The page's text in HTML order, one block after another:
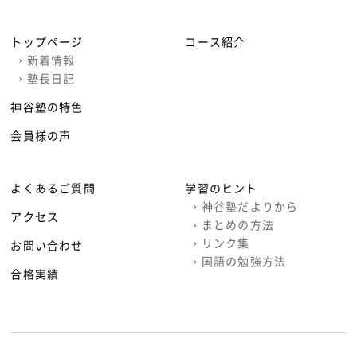
トップページ
› 新着情報
› 塾長日記
神谷塾の特色
会員様の声
コース紹介
よくあるご質問
アクセス
お問い合わせ
合格実績
学習のヒント
› 神谷塾だよりから
› まとめの方法
› リンク集
› 国語の勉強方法